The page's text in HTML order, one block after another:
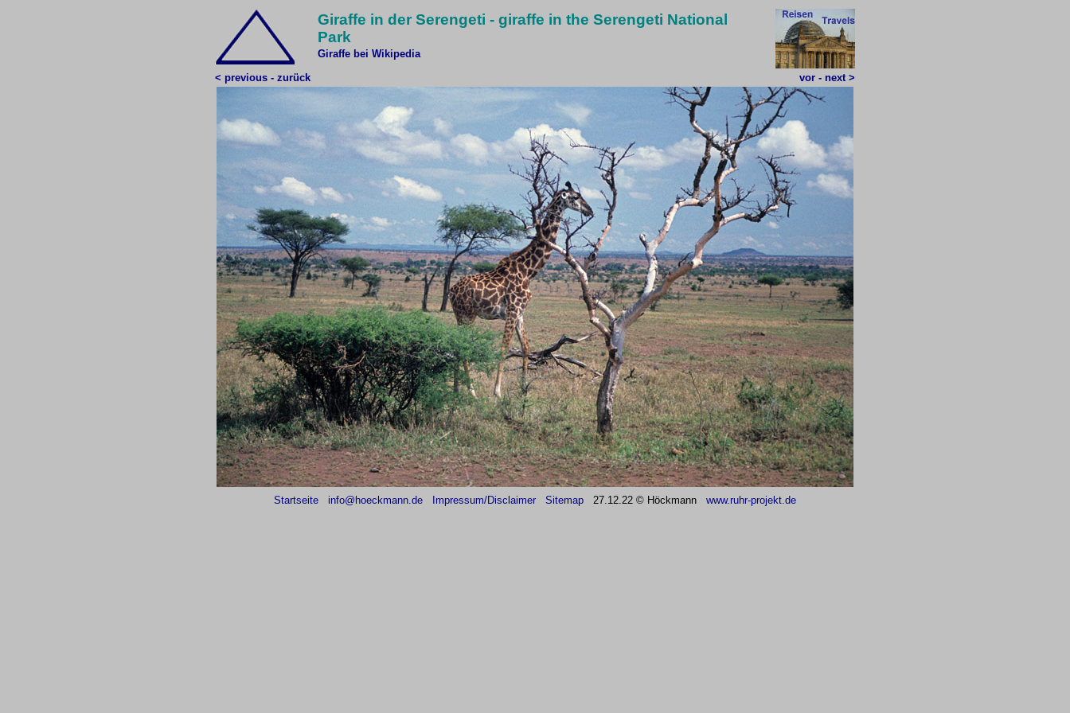
Giraffe in der Serengeti - giraffe in the Serengeti National
Park
Giraffe bei Wikipedia
< previous - zurück
vor - next >
Startseite info@hoeckmann.de Impressum/Disclaimer Sitemap 27.12.22 © Höckmann www.ruhr-projekt.de